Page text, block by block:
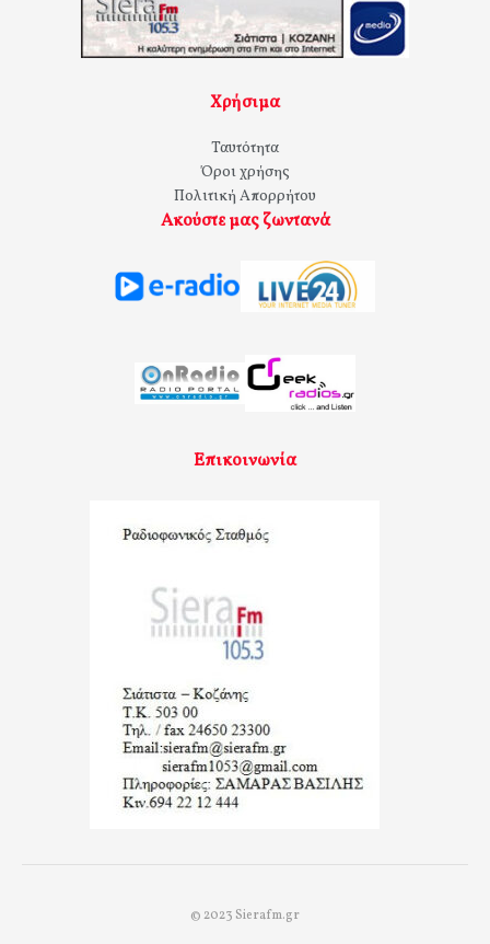
Χρήσιμα
Ταυτότητα
Όροι χρήσης
Πολιτική Απορρήτου
Ακούστε μας ζωντανά
Επικοινωνία
© 2023 Sierafm.gr